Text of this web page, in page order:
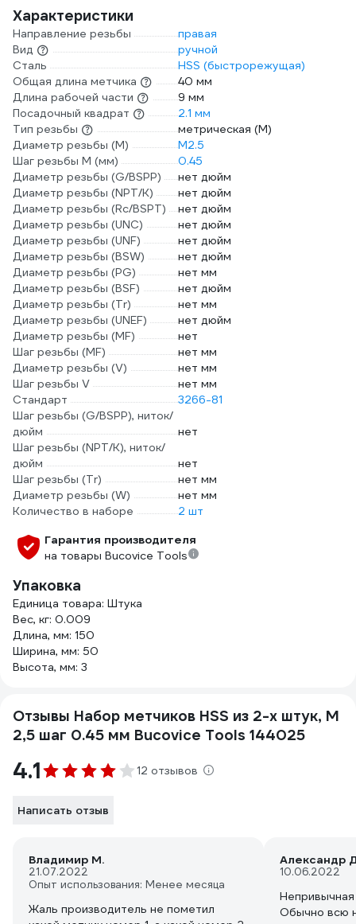
Характеристики
Направление резьбы
правая
Вид
ручной
Сталь
HSS (быстрорежущая)
Общая длина метчика
40 мм
Длина рабочей части
9 мм
Посадочный квадрат
2.1 мм
Тип резьбы
метрическая (М)
Диаметр резьбы (М)
М2.5
Шаг резьбы М (мм)
0.45
Диаметр резьбы (G/BSPP)
нет дюйм
Диаметр резьбы (NPT/K)
нет дюйм
Диаметр резьбы (Rc/BSPT)
нет дюйм
Диаметр резьбы (UNC)
нет дюйм
Диаметр резьбы (UNF)
нет дюйм
Диаметр резьбы (BSW)
нет дюйм
Диаметр резьбы (PG)
нет мм
Диаметр резьбы (BSF)
нет дюйм
Диаметр резьбы (Tr)
нет мм
Диаметр резьбы (UNEF)
нет дюйм
Диаметр резьбы (MF)
нет
Шаг резьбы (MF)
нет мм
Диаметр резьбы (V)
нет мм
Шаг резьбы V
нет мм
Стандарт
3266-81
Шаг резьбы (G/BSPP), ниток/
дюйм
нет
Шаг резьбы (NPT/K), ниток/
дюйм
нет
Шаг резьбы (Tr)
нет мм
Диаметр резьбы (W)
нет мм
Количество в наборе
2 шт
Гарантия производителя
на товары Bucovice Tools
Упаковка
Единица товара: Штука
Вес, кг: 0.009
Длина, мм: 150
Ширина, мм: 50
Высота, мм: 3
Отзывы Набор метчиков HSS из 2-х штук, M
2,5 шаг 0.45 мм Bucovice Tools 144025
4.1 12 отзывов
Написать отзыв
Владимир М.
21.07.2022
Опыт использования: Менее месяца
Жаль производитель не пометил
Александр
10.06.2022
Обычно всю